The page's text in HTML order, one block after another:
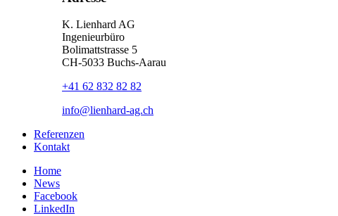
K. Lienhard AG
Ingenieurbüro
Bolimattstrasse 5
CH-5033 Buchs-Aarau
+41 62 832 82 82
info@lienhard-ag.ch
Referenzen
Kontakt
Home
News
Facebook
LinkedIn